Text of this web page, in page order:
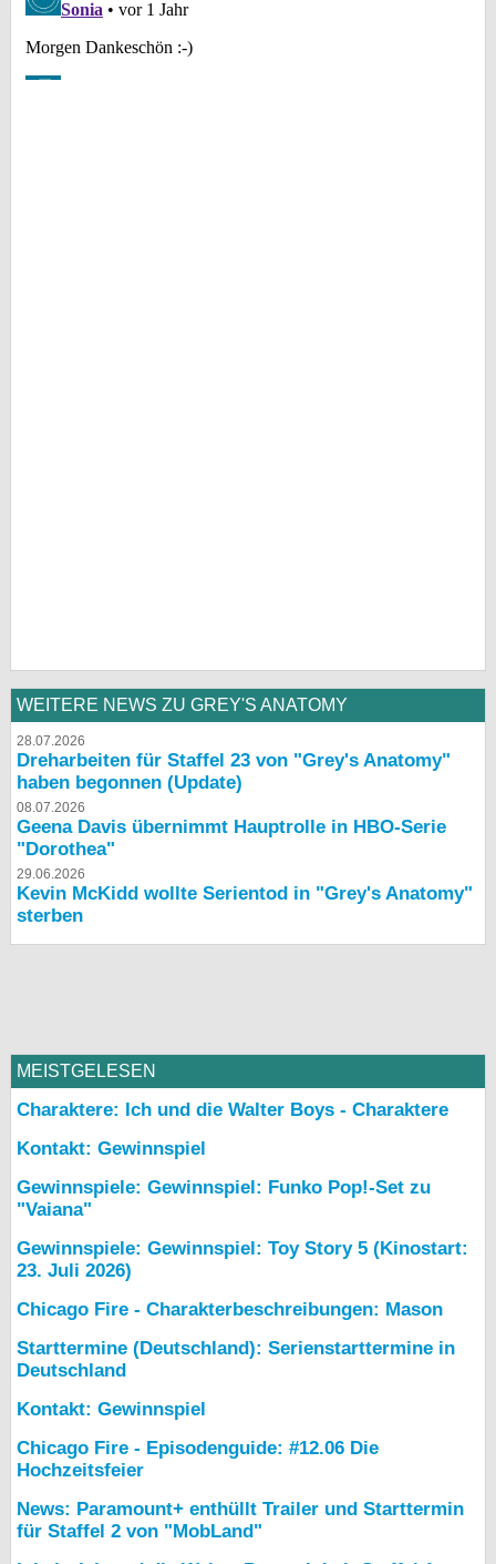
WEITERE NEWS ZU GREY'S ANATOMY
28.07.2026
Dreharbeiten für Staffel 23 von "Grey's Anatomy"
haben begonnen (Update)
08.07.2026
Geena Davis übernimmt Hauptrolle in HBO-Serie
"Dorothea"
29.06.2026
Kevin McKidd wollte Serientod in "Grey's Anatomy"
sterben
MEISTGELESEN
Charaktere: Ich und die Walter Boys - Charaktere
Kontakt: Gewinnspiel
Gewinnspiele: Gewinnspiel: Funko Pop!-Set zu
"Vaiana"
Gewinnspiele: Gewinnspiel: Toy Story 5 (Kinostart:
23. Juli 2026)
Chicago Fire - Charakterbeschreibungen: Mason
Starttermine (Deutschland): Serienstarttermine in
Deutschland
Kontakt: Gewinnspiel
Chicago Fire - Episodenguide: #12.06 Die
Hochzeitsfeier
News: Paramount+ enthüllt Trailer und Starttermin
für Staffel 2 von "MobLand"